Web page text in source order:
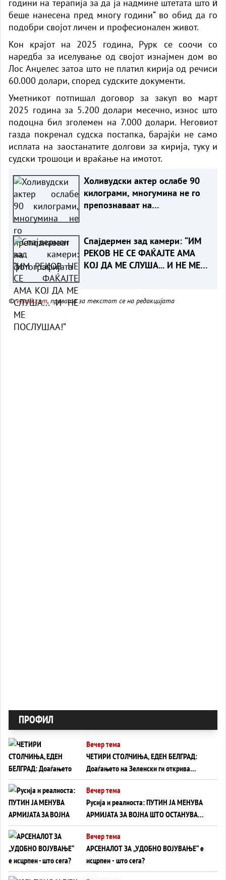
години на терапија за да ја надмине штетата што ѝ
беше нанесена пред многу години“ во обид да го
подобри својот личен и професионален живот.
Кон крајот на 2025 година, Рурк се соочи со
наредба за иселување од својот изнајмен дом во
Лос Анџелес затоа што не платил кирија од речиси
60.000 долари, според судските документи.
Уметникот потпишал договор за закуп во март
2025 година за 5.200 долари месечно, износ што
подоцна бил зголемен на 7.000 долари. Неговиот
газда покренал судска постапка, барајќи не само
исплата на заостанатите долгови за кирија, туку и
судски трошоци и враќање на имотот.
Холивудски актер ослабе 90
килограми, многумина не го
препознаваат на
Спајдермен зад камери: “ИМ
РЕКОВ НЕ СЕ ФАЌАЈТЕ АМА
КОЈ ДА МЕ СЛУША... И НЕ МЕ
©vesnik.com, правата за текстот се на редакцијата
ПРОФИЛ
Вечер тема
ЧЕТИРИ СТОЛЧИЊА, ЕДЕН БЕЛГРАД:
Доаѓањето на Зеленски ги открива
тајните на политиката на балансирање
на Вучиќ
Вечер тема
Русија и реалноста: ПУТИН ЈА МЕНУВА
АРМИЈАТА ЗА ВОЈНА ШТО ОСТАНУВА
БЕЗ ФРОНТ
Вечер тема
АРСЕНАЛОТ ЗА „УДОБНО ВОЈУВАЊЕ“ е
исцрпен - што сега?